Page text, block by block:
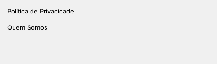
Política de Privacidade
Quem Somos